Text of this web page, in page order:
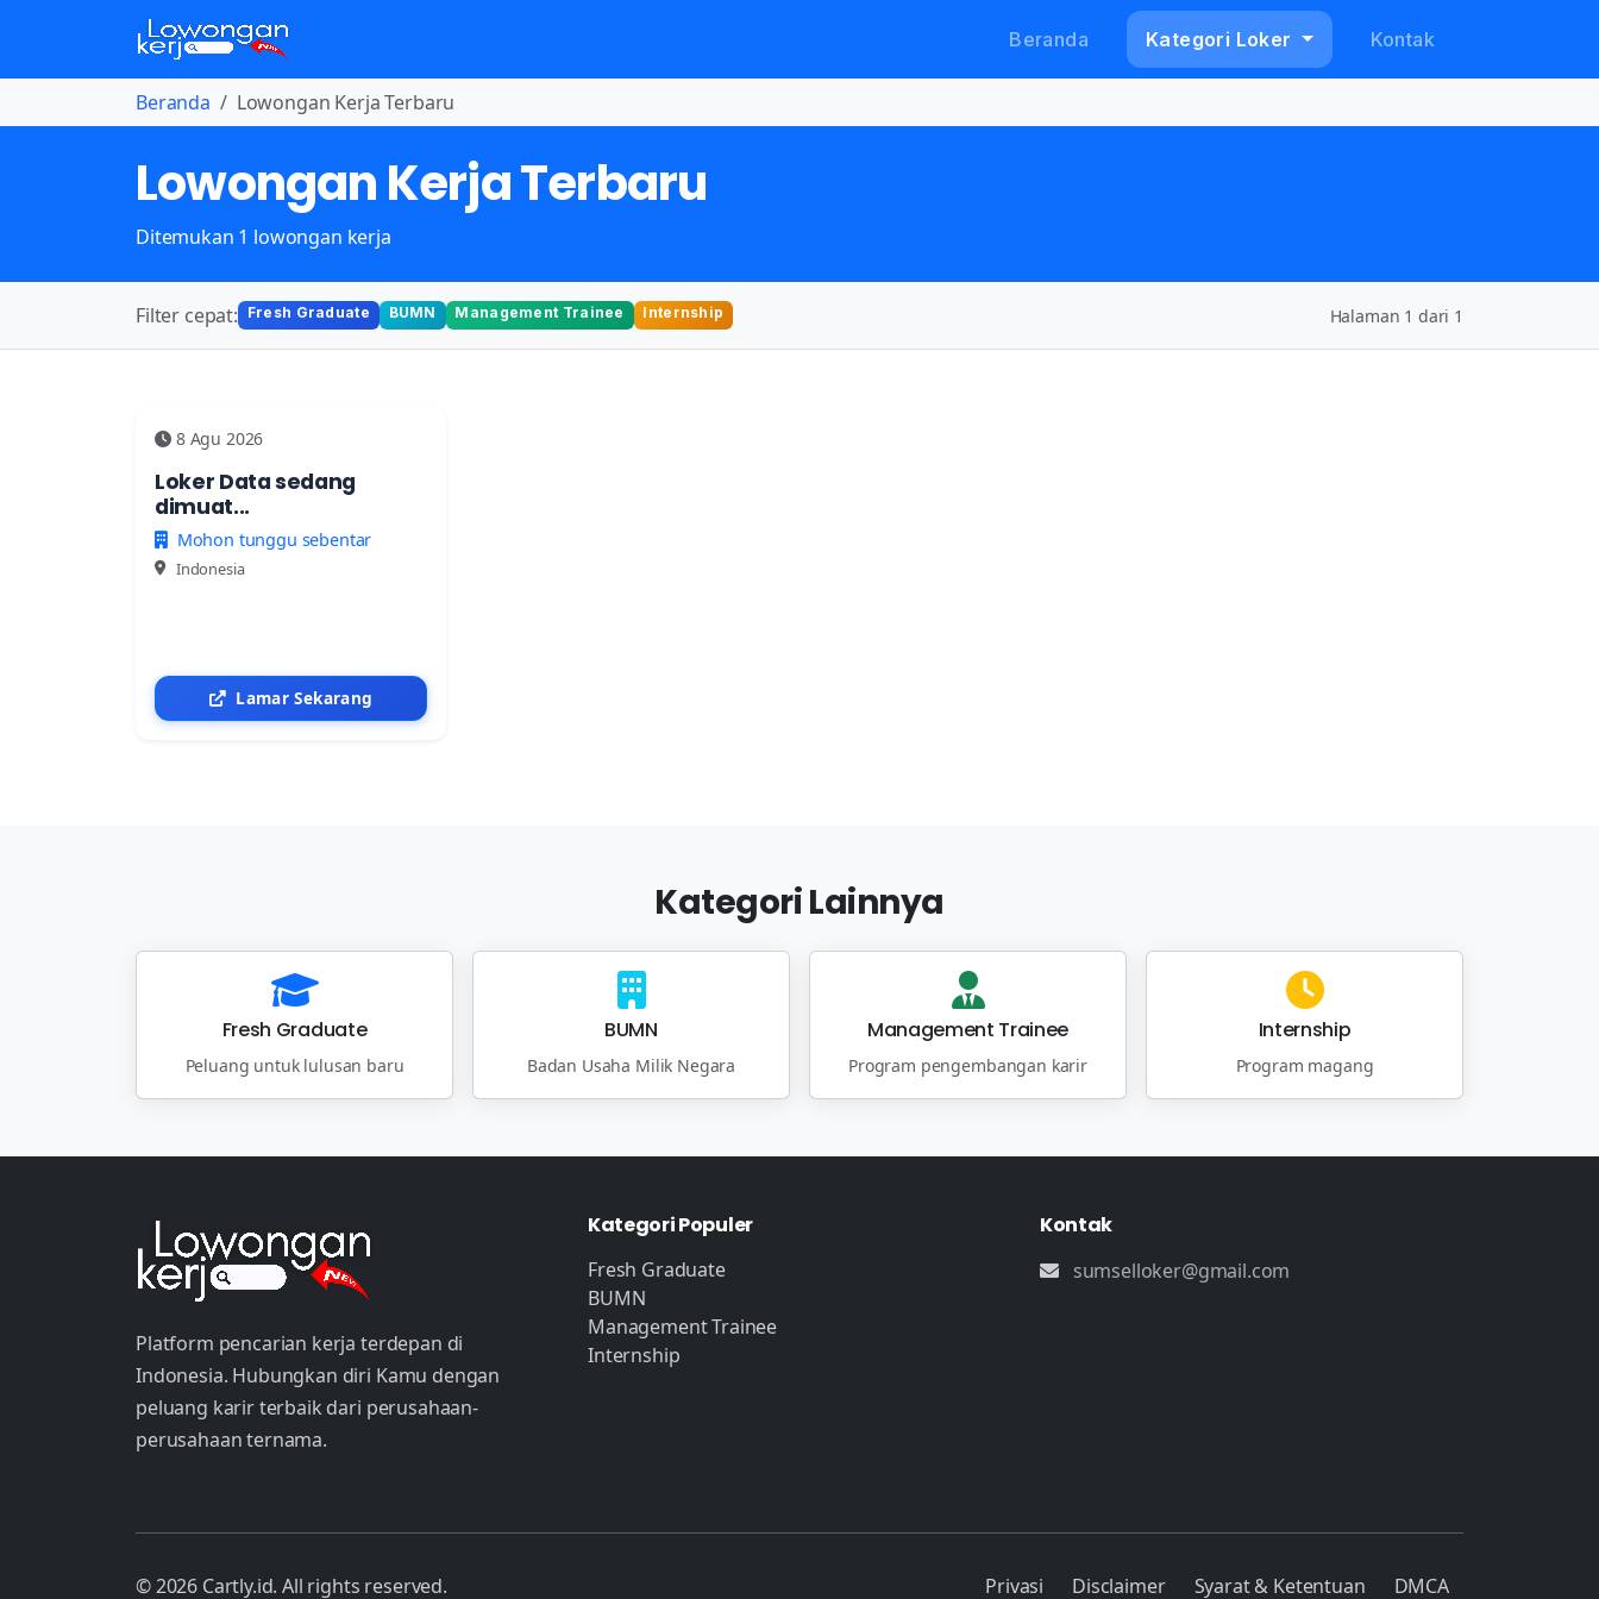
Beranda Kategori Loker Kontak
Beranda Lowongan Kerja Terbaru
Lowongan Kerja Terbaru
Ditemukan 1 lowongan kerja
Filter cepat: Fresh Graduate BUMN Management Trainee Internship Halaman 1 dari 1
8 Agu 2026
Loker Data sedang
dimuat...
Mohon tunggu sebentar
Indonesia
Lamar Sekarang
Kategori Lainnya
Fresh Graduate
Peluang untuk lulusan baru
BUMN
Badan Usaha Milik Negara
Management Trainee
Program pengembangan karir
Internship
Program magang
Platform pencarian kerja terdepan di
Indonesia. Hubungkan diri Kamu dengan
peluang karir terbaik dari perusahaan-
perusahaan ternama.
Kategori Populer
Fresh Graduate
BUMN
Management Trainee
Internship
Kontak
sumselloker@gmail.com
© 2026 Cartly.id. All rights reserved. Privasi Disclaimer Syarat & Ketentuan DMCA